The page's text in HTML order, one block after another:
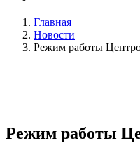
Главная
Новости
Режим работы
Режим работы